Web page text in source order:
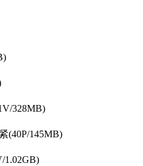
328MB)
(40P/145MB)
1.02GB)